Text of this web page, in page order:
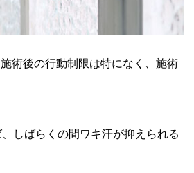
術後の行動制限は特になく、施術
しばらくの間ワキ汗が抑えられる